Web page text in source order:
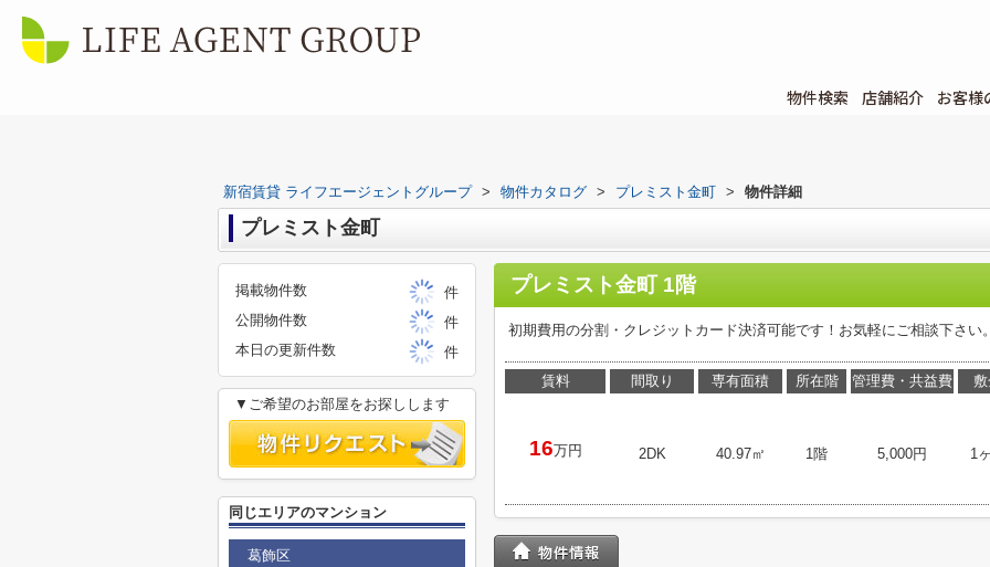
物件検索 店舗紹介 お客様
新宿賃貸 ライフエージェントグループ > 物件カタログ > プレミスト金町 > 物件詳細
プレミスト金町
プレミスト金町 1階
初期費用の分割・クレジットカード決済可能です！お気軽にご相談下さい
賃料
16万円
間取り
2DK
専有面積
40.97㎡
所在階
1階
管理費・共益費
5,000円 1
掲載物件数
件
公開物件数
件
本日の更新件数
件
▼ご希望のお部屋をお探しします
同じエリアのマンション
葛飾区